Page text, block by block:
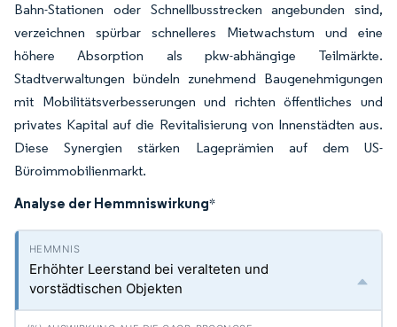
Bahn-Stationen oder Schnellbusstrecken angebunden sind,
verzeichnen spürbar schnelleres Mietwachstum und eine
höhere Absorption als pkw-abhängige Teilmärkte.
Stadtverwaltungen bündeln zunehmend Baugenehmigungen
mit Mobilitätsverbesserungen und richten öffentliches und
privates Kapital auf die Revitalisierung von Innenstädten aus.
Diese Synergien stärken Lageprämien auf dem US-
Büroimmobilienmarkt.
Analyse der Hemmniswirkung*
Erhöhter Leerstand bei veralteten und
vorstädtischen Objekten